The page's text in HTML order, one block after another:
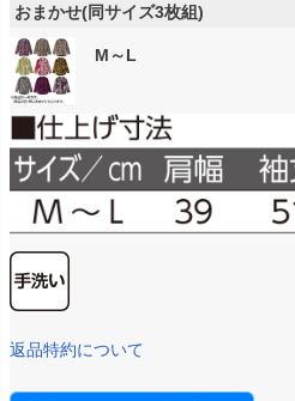
おまかせ(同サイズ3枚組)
M～L
返品特約について